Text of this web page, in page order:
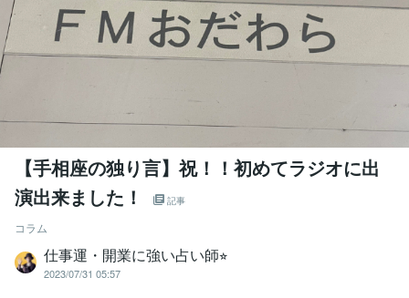
【手相座の独り言】祝！！初めてラジオに出
演出来ました！
記事
コラム
仕事運・開業に強い占い師⭐︎
2023/07/31 05:57